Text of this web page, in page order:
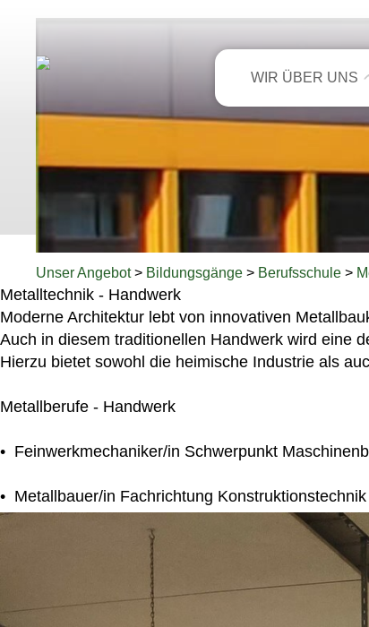
Unser Angebot> Bildungsgänge > Berufsschule >
Metalltechnik - Handwerk
Moderne Architektur lebt von innovativen
Auch in diesem traditionellen Handwerk wird eine
Hierzu bietet sowohl die heimische Industrie als
Metallberufe - Handwerk
• Feinwerkmechaniker/in Schwerpunkt
• Metallbauer/in Fachrichtung Konstruktionstechnik
WIR ÜBER UNS